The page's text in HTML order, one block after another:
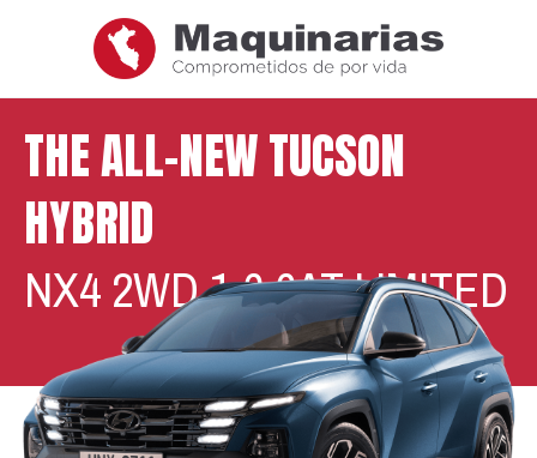
THE ALL-NEW TUCSON
HYBRID
NX4 2WD 1.6 6AT LIMITED